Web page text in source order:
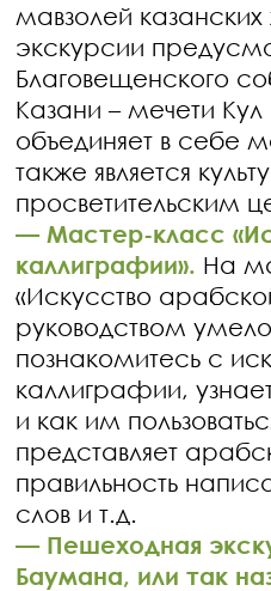
мавзолей
экскурсии
Благовещенского
Казани – мечети
объединяет в себе
также является
просветительским
—Мастер-класс
каллиграфии». На
«Искусство
руководством
познакомитесь с
каллиграфии,
и как им
представляет
правильность
слов и т.д.
— Пешеходная
Баумана, или так